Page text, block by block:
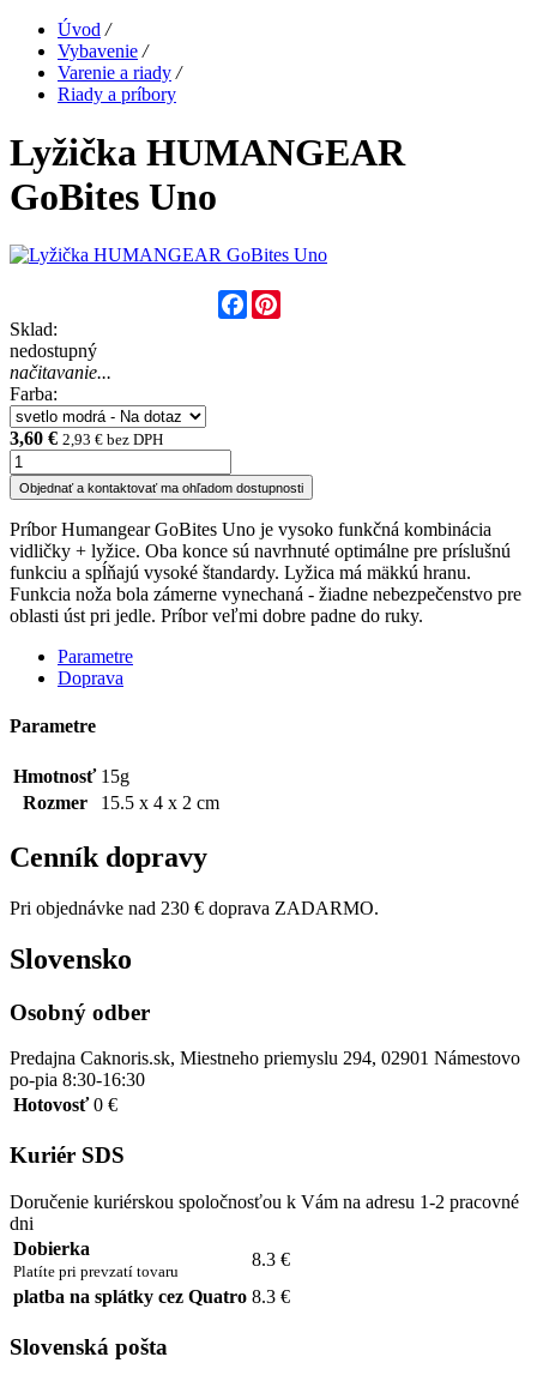
Úvod /
Vybavenie /
Varenie a riady /
Riady a príbory
Lyžička HUMANGEAR
GoBites Uno
Facebook
Sklad:
nedostupný
načitavanie...
Farba:
3,60 € 2,93 € bez DPH
Objednať a kontaktovať ma ohľadom dostupnosti
Príbor Humangear GoBites Uno je vysoko funkčná kombinácia
vidličky + lyžice. Oba konce sú navrhnuté optimálne pre príslušnú
funkciu a spĺňajú vysoké štandardy. Lyžica má mäkkú hranu.
Funkcia noža bola zámerne vynechaná - žiadne nebezpečenstvo pre
oblasti úst pri jedle. Príbor veľmi dobre padne do ruky.
Parametre
Doprava
Parametre
Hmotnosť 15g
Rozmer
15.5 x 4 x 2 cm
Cenník dopravy
Pri objednávke nad 230 € doprava ZADARMO.
Slovensko
Osobný odber
Predajna Caknoris.sk, Miestneho priemyslu 294, 02901 Námestovo
po-pia 8:30-16:30
Hotovosť 0 €
Kuriér SDS
Doručenie kuriérskou spoločnosťou k Vám na adresu 1-2 pracovné
dni
Dobierka
Platíte pri prevzatí tovaru
8.3 €
platba na splátky cez Quatro 8.3 €
Slovenská pošta